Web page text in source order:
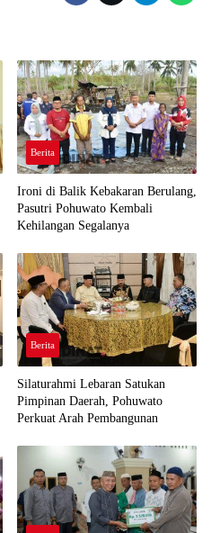
Berita
Ironi di Balik Kebakaran Berulang,
Pasutri Pohuwato Kembali
Kehilangan Segalanya
Berita
Silaturahmi Lebaran Satukan
Pimpinan Daerah, Pohuwato
Perkuat Arah Pembangunan